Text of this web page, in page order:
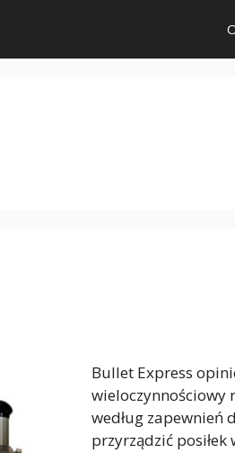
Bullet Express
wieloczynnościowy
według
przyrządzić